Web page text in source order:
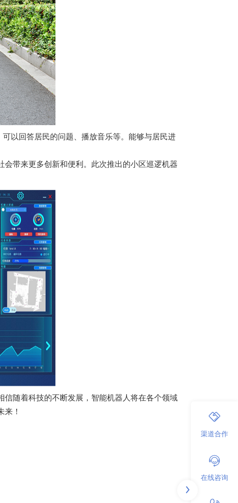
以回答居民的问题、播放音乐等。能够与居民进
带来更多创新和便利。此次推出的小区巡逻机器
随着科技的不断发展，智能机器人将在各个领域
来！
渠道合作
在线咨询